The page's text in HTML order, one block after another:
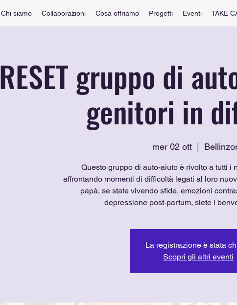
Chi siamo Collaborazioni Cosa offriamo Progetti Eventi TAKE
RESET gruppo di
genitori in
mer 02 ott
  |
Questo gruppo di auto-aiuto è rivolto a tutti i
affrontando momenti di difficoltà legati al loro
papà, se state vivendo sfide, emozioni
La registrazione è stata
Scopri gli altri eventi